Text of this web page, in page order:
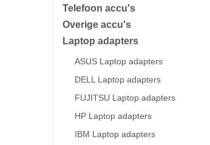
Telefoon accu's
Overige accu's
Laptop adapters
ASUS Laptop adapters
DELL Laptop adapters
FUJITSU Laptop adapters
HP Laptop adapters
IBM Laptop adapters